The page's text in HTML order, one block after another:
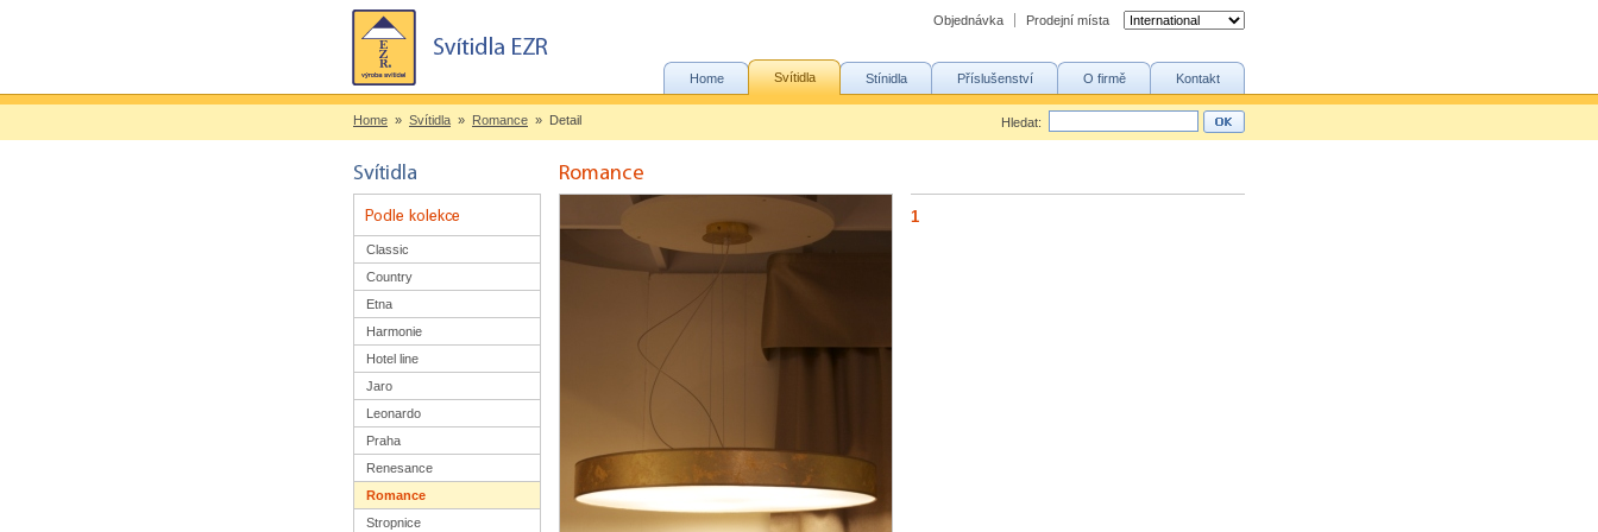
Objednávka Prodejní místa
Home Svítidla Stínidla Příslušenství O firmě Kontakt
Home » Svítidla » Romance » Detail Hledat:
1
Classic
Country
Etna
Harmonie
Hotel line
Jaro
Leonardo
Praha
Renesance
Romance
Stropnice